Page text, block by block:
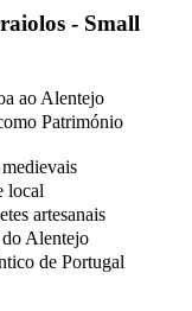
- Small
ao Alentejo
Património
local
artesanais
Alentejo
de Portugal